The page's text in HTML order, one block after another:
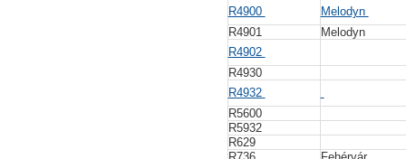
R4900
Melodyn
R4901
Melodyn
R4902
R4930
R4932
R5600
R5932
R629